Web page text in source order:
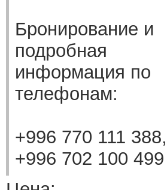
Бронирование и
подробная
информация по
телефонам:
+996 770 111 388,
+996 702 100 499